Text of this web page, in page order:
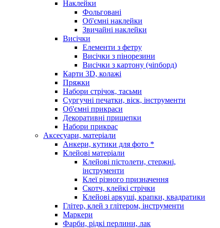
Наклейки
Фольговані
Об'ємні наклейки
Звичайні наклейки
Висічки
Елементи з фетру
Висічки з пінорезини
Висічки з картону (чіпборд)
Карти 3D, колажі
Пряжки
Набори стрічок, тасьми
Сургучні печатки, віск, інструменти
Об'ємні прикраси
Декоративні прищепки
Набори прикрас
Аксесуари, матеріали
Анкери, кутики для фото *
Клейові матеріали
Клейові пістолети, стержні,
інструменти
Клеї різного призначення
Скотч, клейкі стрічки
Клейові аркуші, крапки, квадратики
Глітер, клей з глітером, інструменти
Маркери
Фарби, рідкі перлини, лак